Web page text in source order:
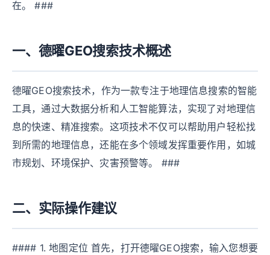
在。 ###
一、德曜GEO搜索技术概述
德曜GEO搜索技术，作为一款专注于地理信息搜索的智能
工具，通过大数据分析和人工智能算法，实现了对地理信
息的快速、精准搜索。这项技术不仅可以帮助用户轻松找
到所需的地理信息，还能在多个领域发挥重要作用，如城
市规划、环境保护、灾害预警等。 ###
二、实际操作建议
#### 1. 地图定位 首先，打开德曜GEO搜索，输入您想要